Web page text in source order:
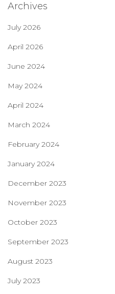
Archives
July 2026
April 2026
June 2024
May 2024
April 2024
March 2024
February 2024
January 2024
December 2023
November 2023
October 2023
September 2023
August 2023
July 2023